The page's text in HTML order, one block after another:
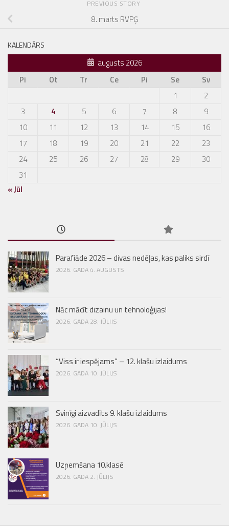
PREVIOUS STORY
8. marts RVPĢ
KALENDĀRS
augusts 2026
Pi
Ot Tr Ce Pi Se
Sv
1
2
3
4 5 6 7 8
9
10
11 12 13 14 15
16
17
18 19 20 21 22
23
24
25 26 27 28 29
30
31
« Jūl
Parafiāde 2026 – divas nedēļas, kas paliks sirdī
2026. GADA 4. AUGUSTS
Nāc mācīt dizainu un tehnoloģijas!
2026. GADA 28. JŪLIJS
“Viss ir iespējams” – 12. klašu izlaidums
2026. GADA 10. JŪLIJS
Svinīgi aizvadīts 9. klašu izlaidums
2026. GADA 10. JŪLIJS
Uzņemšana 10.klasē
2026. GADA 2. JŪLIJS